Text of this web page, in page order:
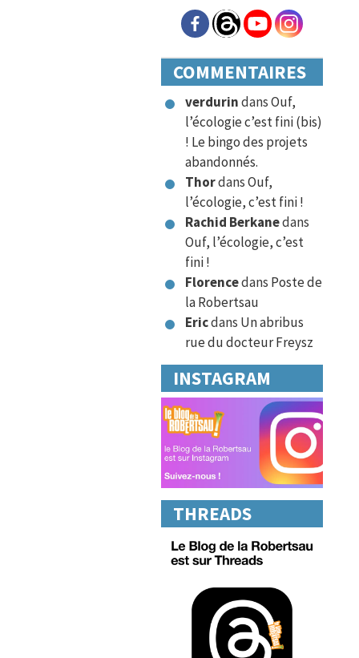
COMMENTAIRES
verdurindansOuf,
l’écologie c’est fini (bis)
! Le bingo des projets
abandonnés.
ThordansOuf,
l’écologie, c’est fini !
Rachid Berkanedans
Ouf, l’écologie, c’est
fini !
Florencedans Poste de
la Robertsau
Ericdans Un abribus
rue du docteur Freysz
INSTAGRAM
THREADS